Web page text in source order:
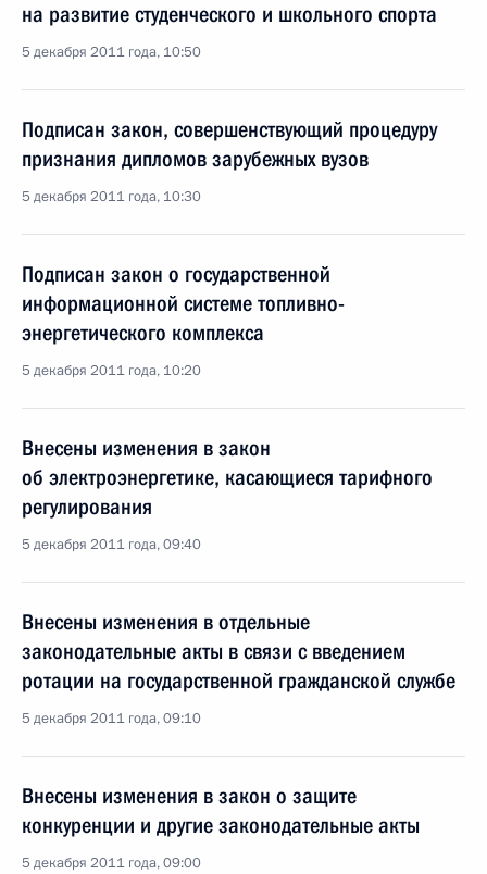
на развитие студенческого и школьного спорта
5 декабря 2011 года, 10:50
Подписан закон, совершенствующий процедуру
признания дипломов зарубежных вузов
5 декабря 2011 года, 10:30
Подписан закон о государственной
информационной системе топливно-
энергетического комплекса
5 декабря 2011 года, 10:20
Внесены изменения в закон
об электроэнергетике, касающиеся тарифного
регулирования
5 декабря 2011 года, 09:40
Внесены изменения в отдельные
законодательные акты в связи с введением
ротации на государственной гражданской службе
5 декабря 2011 года, 09:10
Внесены изменения в закон о защите
конкуренции и другие законодательные акты
5 декабря 2011 года, 09:00